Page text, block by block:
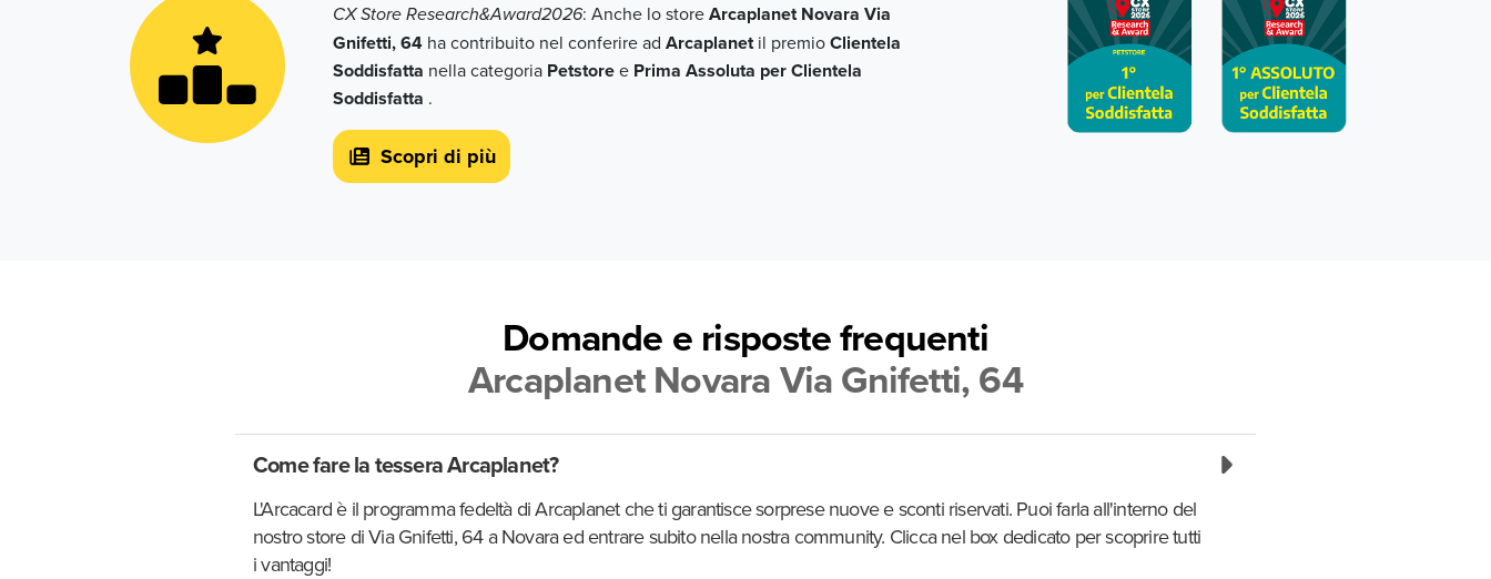
CX Store Research&Award2026: Anche lo storeArcaplanet Novara Via
Gnifetti, 64ha contribuito nel conferire ad Arcaplanetil premioClientela
Soddisfatta nella categoria Petstoree Prima Assoluta per Clientela
Soddisfatta .
Scopri di più
Domande e risposte frequenti
Arcaplanet Novara Via Gnifetti, 64
Come fare la tessera Arcaplanet?
L'Arcacard è il programma fedeltà di Arcaplanet che ti garantisce sorprese nuove e sconti riservati. Puoi farla all'interno del
nostro store di Via Gnifetti, 64 a Novara ed entrare subito nella nostra community. Clicca nel box dedicato per scoprire tutti
i vantaggi!